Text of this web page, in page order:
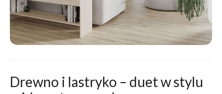
Drewno i lastryko – duet w stylu